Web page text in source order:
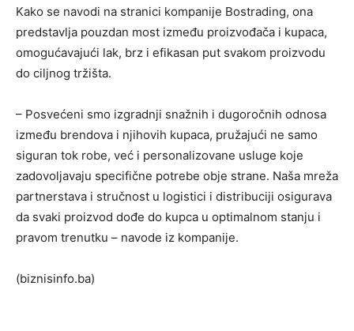
Kako se navodi na stranici kompanije Bostrading, ona
predstavlja pouzdan most između proizvođača i kupaca,
omogućavajući lak, brz i efikasan put svakom proizvodu
do ciljnog tržišta.
– Posvećeni smo izgradnji snažnih i dugoročnih odnosa
između brendova i njihovih kupaca, pružajući ne samo
siguran tok robe, već i personalizovane usluge koje
zadovoljavaju specifične potrebe obje strane. Naša mreža
partnerstava i stručnost u logistici i distribuciji osigurava
da svaki proizvod dođe do kupca u optimalnom stanju i
pravom trenutku – navode iz kompanije.
(biznisinfo.ba)